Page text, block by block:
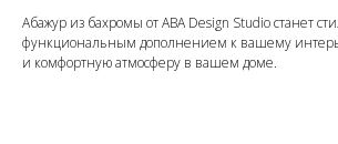
Абажур из бахромы от ABA Design Studio станет
функциональным дополнением к вашему
и комфортную атмосферу в вашем доме.